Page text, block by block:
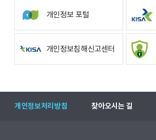
개인정보 포털
개인정보침해신고센터
개인정보처리방침 찾아오시는 길